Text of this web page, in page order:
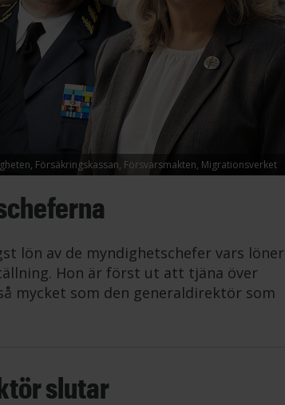
Försäkringskassan, Försvarsmakten, Migrationsverket
lön av de myndighetschefer vars löner
Hon är först ut att tjäna över
mycket som den generaldirektör som
slutar